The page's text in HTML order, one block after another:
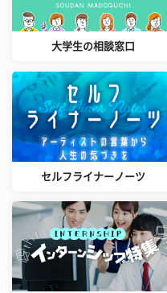
大学生の相談窓口
セルフライナーノーツ